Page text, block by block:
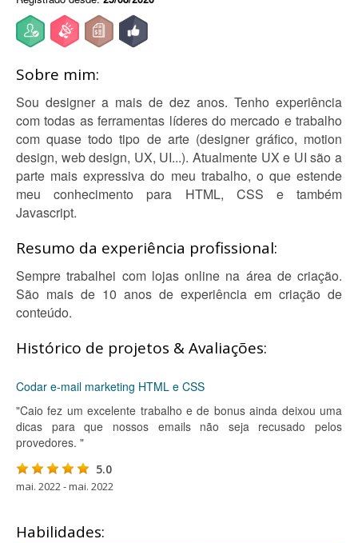
Sobre mim:
Sou designer a mais de dez anos. Tenho experiência
com todas as ferramentas líderes do mercado e trabalho
com quase todo tipo de arte (designer gráfico, motion
design, web design, UX, UI...). Atualmente UX e UI são a
parte mais expressiva do meu trabalho, o que estende
meu conhecimento para HTML, CSS e também
Javascript.
Resumo da experiência profissional:
Sempre trabalhei com lojas online na área de criação.
São mais de 10 anos de experiência em criação de
conteúdo.
Histórico de projetos & Avaliações:
Codar e-mail marketing HTML e CSS
"Caio fez um excelente trabalho e de bonus ainda deixou uma
dicas para que nossos emails não seja recusado pelos
provedores. "
5.0
mai. 2022 - mai. 2022
Habilidades: